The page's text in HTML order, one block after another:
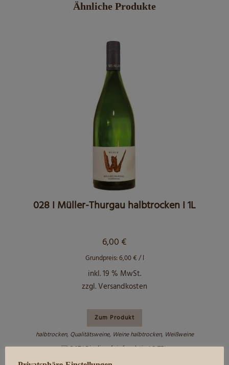
Ähnliche Produkte
028 I Müller-Thurgau halbtrocken I 1L
6,00 €
Grundpreis:6,00€/l
inkl. 19 % MwSt.
zzgl.Versandkosten
Zum Produkt
halbtrocken, Qualitätsweine, Weine halbtrocken, Weißweine